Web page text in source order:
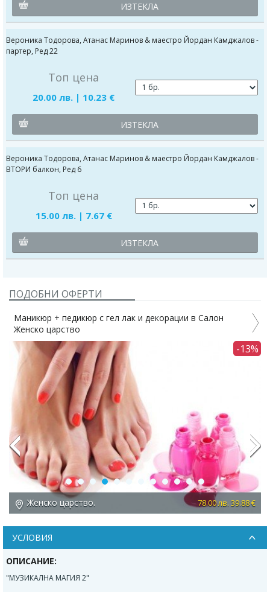
ИЗТЕКЛА
Вероника Тодорова, Атанас Маринов & маестро Йордан Камджалов -
партер, Ред 22
Топ цена
20.00 лв. | 10.23 €
ИЗТЕКЛА
Вероника Тодорова, Атанас Маринов & маестро Йордан Камджалов -
ВТОРИ балкон, Ред 6
Топ цена
15.00 лв. | 7.67 €
ИЗТЕКЛА
ПОДОБНИ ОФЕРТИ
Маникюр + педикюр с гел лак и декорации в Салон
Женско царство
-13%
Женско царство. 78.00 лв. 39.88 €
Previous Next
УСЛОВИЯ
ОПИСАНИЕ:
"МУЗИКАЛНА МАГИЯ 2"